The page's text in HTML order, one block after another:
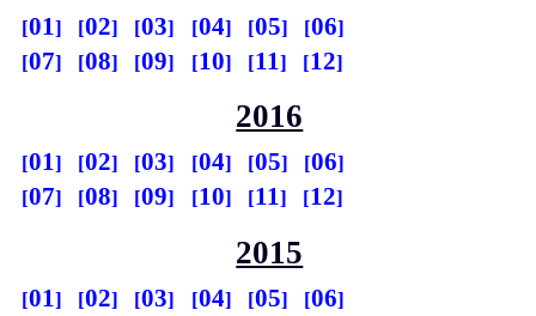
01 02 03 04 05
06
07
08 09 10 11 12
2016
01 02 03 04 05
06
07
08 09 10 11 12
2015
01 02 03 04 05
06